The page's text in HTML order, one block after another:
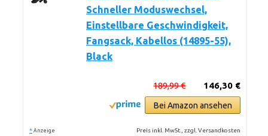
Schneller Moduswechsel,
Einstellbare Geschwindigkeit,
Fangsack, Kabellos (14895-55),
Black
146,30 €
189,99 €
Bei Amazon ansehen
* Anzeige Preis inkl. MwSt., zzgl. Versandkosten